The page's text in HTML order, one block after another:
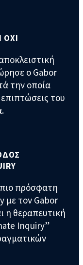
ΟΧΙ
ο Gabor
την οποία
του
πρόσφατη
με τον Gabor
η θεραπευτική
Inquiry”